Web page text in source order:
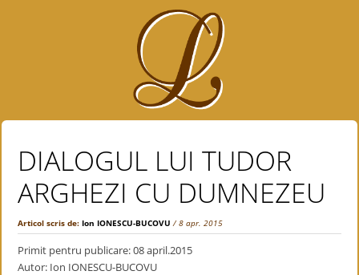
DIALOGUL LUI TUDOR
ARGHEZI CU DUMNEZEU
Articol scris de:Ion IONESCU-BUCOVU / 8 apr. 2015
Primit pentru publicare: 08 april.2015
Autor: Ion IONESCU-BUCOVU